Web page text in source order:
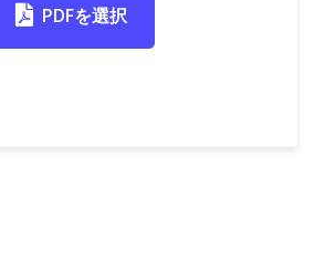
PDFを選択